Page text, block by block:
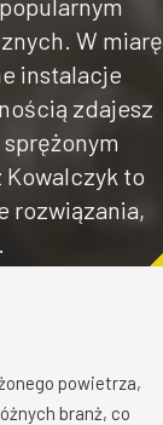
W miarę
instalacje
zdajesz
to
rozwiązania,
powietrza,
branż, co